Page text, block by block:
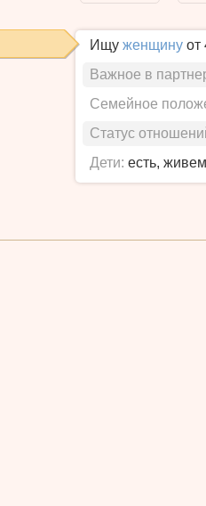
Ищу женщину от
Важное в
Семейное
Статус
Дети: есть,